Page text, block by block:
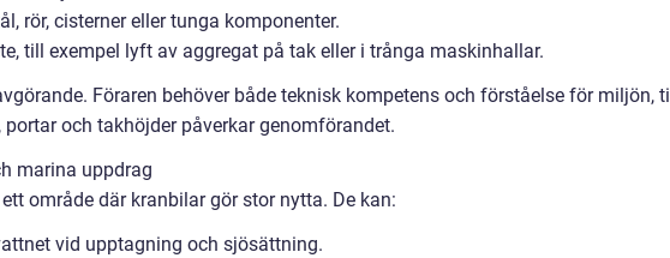
rör, cisterner eller tunga komponenter.
till exempel lyft av aggregat på tak eller i trånga maskinhallar.
Föraren behöver både teknisk kompetens och förståelse för miljön, till
portar och takhöjder påverkar genomförandet.
marina uppdrag
område där kranbilar gör stor nytta. De kan:
vid upptagning och sjösättning.